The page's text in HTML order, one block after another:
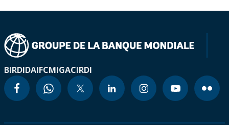
BIRDIDAIFCMIGACIRDI